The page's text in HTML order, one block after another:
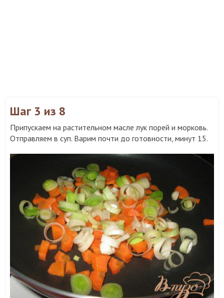
Шаг 3 из 8
Припускаем на растительном масле лук порей и морковь.
Отправляем в суп. Варим почти до готовности, минут 15.